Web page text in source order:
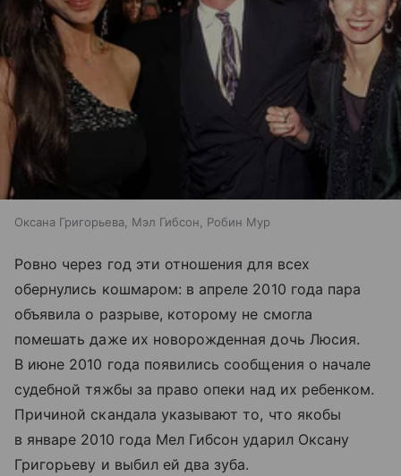
Оксана Григорьева, Мэл Гибсон, Робин Мур
Ровно через год эти отношения для всех
обернулись кошмаром: в апреле 2010 года пара
объявила о разрыве, которому не смогла
помешать даже их новорожденная дочь Люсия.
В июне 2010 года появились сообщения о начале
судебной тяжбы за право опеки над их ребенком.
Причиной скандала указывают то, что якобы
в январе 2010 года Мел Гибсон ударил Оксану
Григорьеву и выбил ей два зуба.